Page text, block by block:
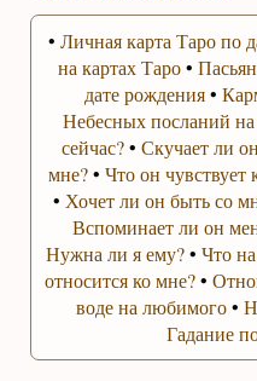
• Личная карта Таро по
на картах Таро•
дате рождения•
Небесных посланий
сейчас?•Скучает ли
мне?• Что он чувствует
• Хочет ли он быть со
Вспоминает ли он
Нужна ли я ему?• Что
относится ко мне?•
воде на любимого•
Гадание